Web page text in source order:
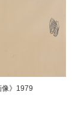
像》1979